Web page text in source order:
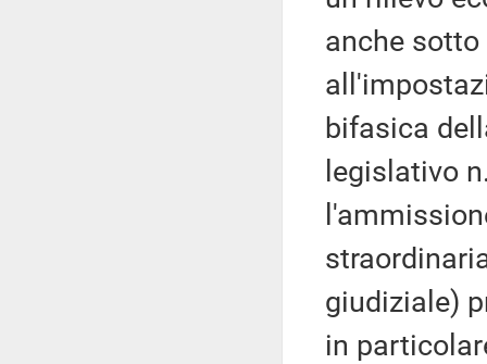
anche
bifasica
legislativo
giudiziale)
in